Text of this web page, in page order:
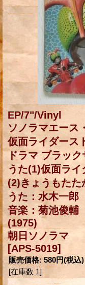
EP/7"/Vinyl
ソノラマエース
仮面ライダース
ドラマ ブラッ
うた(1)仮面ラ
(2)きょうもた
うた：水木一郎
音楽：菊池俊輔
(1975)
朝日ソノラマ
[APS-5019]
販売価格: 580円(税込)
[在庫数 1]